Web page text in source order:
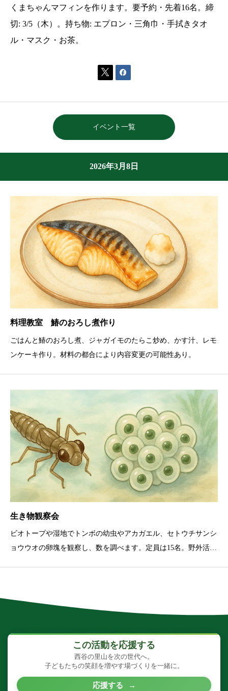
くまちゃんマフィンを作ります。要予約・先着16名。締
切: 3/5（木）。持ち物: エプロン・三角巾・手拭きタオ
ル・マスク・お茶。
 
イベント一覧
2026年3月8日
料理教室 鰆のおろし煮作り
ごはんと鰆のおろし煮、ジャガイモのたらこ炒め、かす汁、レモ
ンケーキ作り。材料の都合により内容変更の可能性あり。
生き物観察会
ビオトープや湿地でトンボの幼虫やアカガエル、セトウチサンシ
ョウウオの卵塊を観察し、数を調べます。定員は15名。野外活動
この活動を応援する
西谷の里山を次の世代へ。
子どもたちの笑顔を増やす場づくりを一緒に。
応援する →